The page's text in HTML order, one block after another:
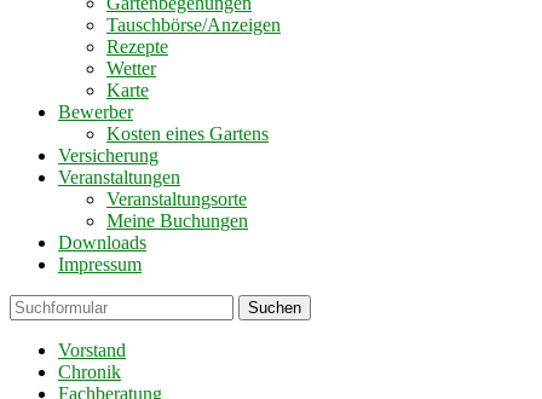
Tauschbörse/Anzeigen
Rezepte
Wetter
Karte
Bewerber
Kosten eines Gartens
Versicherung
Veranstaltungen
Veranstaltungsorte
Meine Buchungen
Downloads
Impressum
Suchen
Vorstand
Chronik
Fachberatung